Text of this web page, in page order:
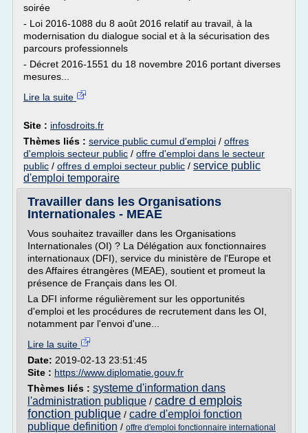
soirée
- Loi 2016-1088 du 8 août 2016 relatif au travail, à la
modernisation du dialogue social et à la sécurisation des
parcours professionnels
- Décret 2016-1551 du 18 novembre 2016 portant diverses
mesures...
Lire la suite
Site : infosdroits.fr
Thèmes liés : service public cumul d'emploi / offres
d'emplois secteur public / offre d'emploi dans le secteur
public / offres d emploi secteur public / service public
d'emploi temporaire
Travailler dans les Organisations
Internationales - MEAE
Vous souhaitez travailler dans les Organisations
Internationales (OI) ? La Délégation aux fonctionnaires
internationaux (DFI), service du ministère de l'Europe et
des Affaires étrangères (MEAE), soutient et promeut la
présence de Français dans les OI.
La DFI informe régulièrement sur les opportunités
d'emploi et les procédures de recrutement dans les OI,
notamment par l'envoi d'une...
Lire la suite
Date: 2019-02-13 23:51:45
Site : https://www.diplomatie.gouv.fr
Thèmes liés : systeme d'information dans
l'administration publique / cadre d emplois
fonction publique / cadre d'emploi fonction
publique definition / offre d'emploi fonctionnaire international